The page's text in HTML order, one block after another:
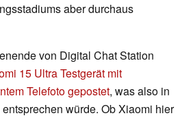
aber durchaus
von Digital Chat Station
15 Ultra Testgerät mit
Telefoto gepostet, was also in
würde. Ob Xiaomi hier